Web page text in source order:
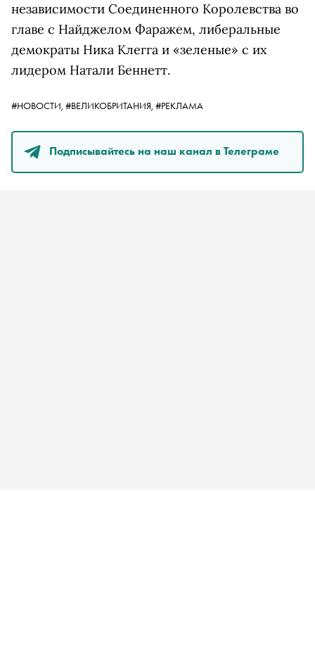
независимости Соединенного Королевства во
главе с Найджелом Фаражем, либеральные
демократы Ника Клегга и «зеленые» с их
лидером Натали Беннетт.
#НОВОСТИ, #ВЕЛИКОБРИТАНИЯ, #РЕКЛАМА
Подписывайтесь на наш канал в Телеграме